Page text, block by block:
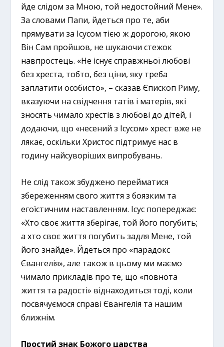
йде слідом за Мною, той недостойний Мене».
За словами Папи, йдеться про те, аби
прямувати за Ісусом тією ж дорогою, якою
Він Сам пройшов, не шукаючи стежок
навпростець. «Не існує справжньої любові
без хреста, тобто, без ціни, яку треба
заплатити особисто», – сказав Єпископ Риму,
вказуючи на свідчення татів і матерів, які
зносять чимало хрестів з любові до дітей, і
додаючи, що «несений з Ісусом» хрест вже не
лякає, оскільки Христос підтримує нас в
годину найсуворіших випробувань.
Не слід також збуджено перейматися
збереженням свого життя з боязким та
егоїстичним наставленням. Ісус попереджає:
«Хто своє життя зберігає, той його погубить;
а хто своє життя погубить задля Мене, той
його знайде». Йдеться про «парадокс
Євангелія», але також в цьому ми маємо
чимало прикладів про те, що «повнота
життя та радості» віднаходиться тоді, коли
посвячуємося справі Євангелія та нашим
ближнім.
Простий знак Божого царства